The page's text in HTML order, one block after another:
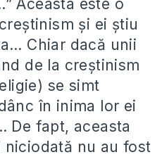
Aceasta este o
şi ei ştiu
Chiar dacă unii
de la creştinism
se simt
în inima lor ei
De fapt, aceasta
niciodată nu au fost